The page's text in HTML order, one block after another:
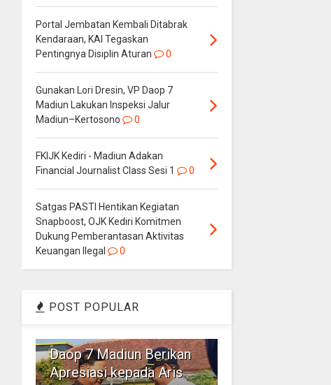
Portal Jembatan Kembali Ditabrak
Kendaraan, KAI Tegaskan
Pentingnya Disiplin Aturan
0
Gunakan Lori Dresin, VP Daop 7
Madiun Lakukan Inspeksi Jalur
Madiun–Kertosono
0
FKIJK Kediri - Madiun Adakan
Financial Journalist Class Sesi 1
0
Satgas PASTI Hentikan Kegiatan
Snapboost, OJK Kediri Komitmen
Dukung Pemberantasan Aktivitas
Keuangan Ilegal
0
POST POPULAR
Daop 7 Madiun Berikan
Apresiasi kepada Aris